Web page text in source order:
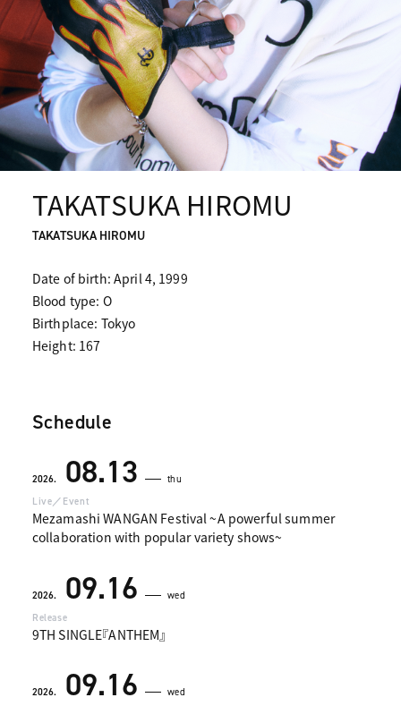
TAKATSUKA HIROMU
TAKATSUKA HIROMU
Date of birth: April 4, 1999
Blood type: O
Birthplace: Tokyo
Height: 167
Schedule
2026. 08.13
thu
Live／Event
Mezamashi WANGAN Festival ~A powerful summer
collaboration with popular variety shows~
2026. 09.16
wed
Release
9TH SINGLE『ANTHEM』
2026. 09.16
wed